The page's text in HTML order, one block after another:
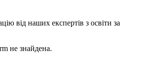
від наших експертів з освіти за
не знайдена.